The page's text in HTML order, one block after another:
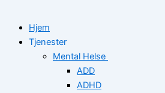
Hjem
Tjenester
Mental Helse
ADD
ADHD